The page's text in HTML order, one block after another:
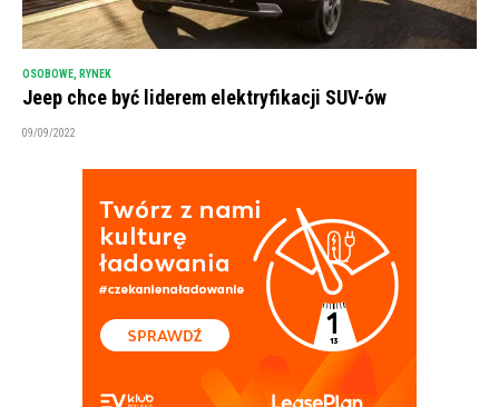
OSOBOWE RYNEK
Jeep chce być liderem elektryfikacji SUV-ów
09/09/2022